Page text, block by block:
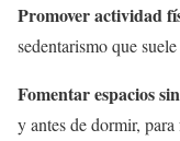
Promover actividad
sedentarismo que
Fomentar espacios
y antes de dormir,